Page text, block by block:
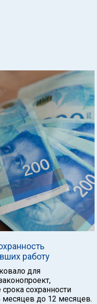
работу
для
сохранности
до 12 месяцев.